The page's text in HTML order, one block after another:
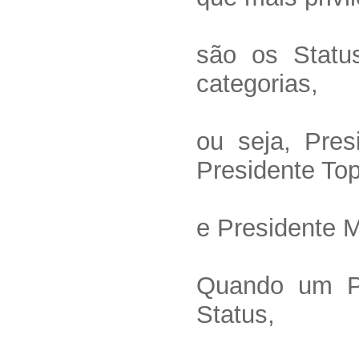
são os
categorias,
ou seja,
Presidente
e Presidente
Quando um
Status,